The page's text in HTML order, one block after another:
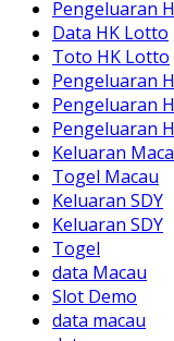
Pengeluaran
Data HK Lotto
Toto HK Lotto
Pengeluaran
Pengeluaran
Pengeluaran
Keluaran
Togel Macau
Keluaran SDY
Keluaran SDY
Togel
data Macau
Slot Demo
data macau